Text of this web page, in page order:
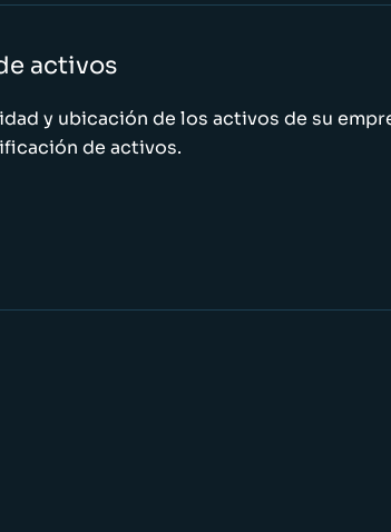
activos
y ubicación de los activos de su
de activos.